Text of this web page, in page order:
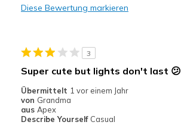
Casual Wear
Sizing
Feels true to size
View On Shoes
Diese Bewertung markieren
3
Super cute but lights don't last 😕
Übermittelt 1 vor einem Jahr
von Grandma
aus Apex
Describe Yourself Casual